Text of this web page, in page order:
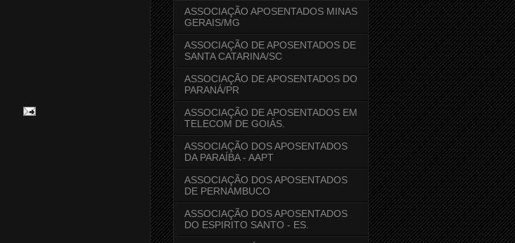
ASSOCIAÇÃO APOSENTADOS MINAS
GERAIS/MG
ASSOCIAÇÃO DE APOSENTADOS DE
SANTA CATARINA/SC
ASSOCIAÇÃO DE APOSENTADOS DO
PARANÁ/PR
ASSOCIAÇÃO DE APOSENTADOS EM
TELECOM DE GOIÁS.
ASSOCIAÇÃO DOS APOSENTADOS
DA PARAÍBA - AAPT
ASSOCIAÇÃO DOS APOSENTADOS
DE PERNAMBUCO
ASSOCIAÇÃO DOS APOSENTADOS
DO ESPIRITO SANTO - ES.